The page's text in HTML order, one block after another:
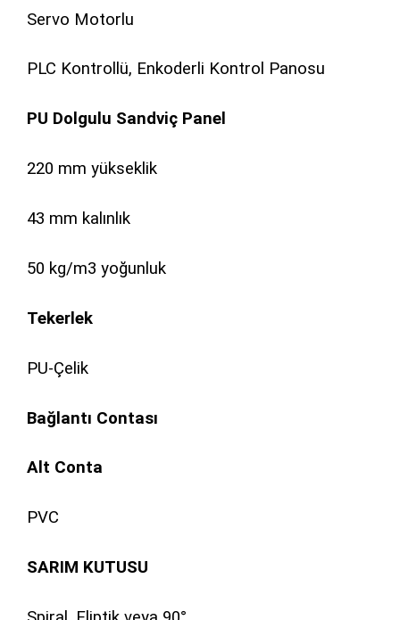
Servo Motorlu
PLC Kontrollü, Enkoderli Kontrol Panosu
PU Dolgulu Sandviç Panel
220 mm yükseklik
43 mm kalınlık
50 kg/m3 yoğunluk
Tekerlek
PU-Çelik
Bağlantı Contası
Alt Conta
PVC
SARIM KUTUSU